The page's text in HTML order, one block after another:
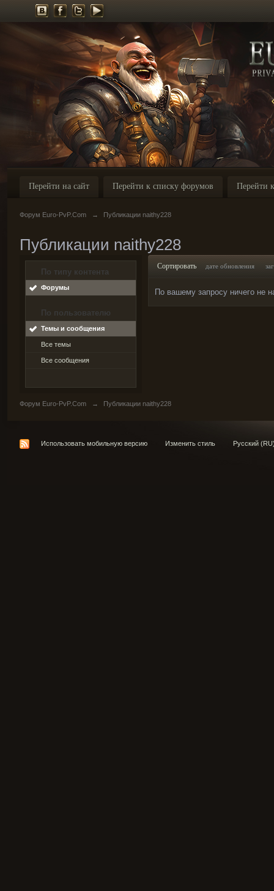
Перейти на сайт Перейти к списку форумов Перейти
Форум Euro-PvP.Com → Публикации naithy228
Публикации naithy228
По типу контента
Форумы
По пользователю
Темы и сообщения
Все темы
Все сообщения
Сортировать дате обновления
По вашему запросу ничего не
Форум Euro-PvP.Com → Публикации naithy228
Использовать мобильную версию Изменить стиль Русский